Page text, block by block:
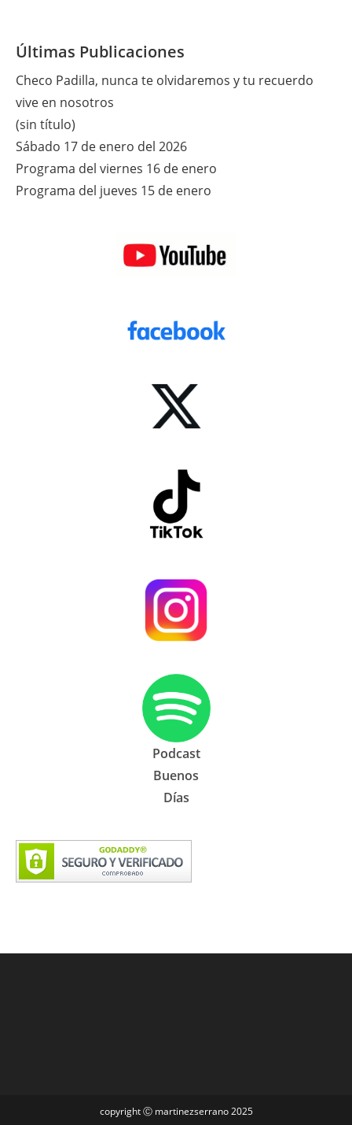
Últimas Publicaciones
Checo Padilla, nunca te olvidaremos y tu recuerdo
vive en nosotros
(sin título)
Sábado 17 de enero del 2026
Programa del viernes 16 de enero
Programa del jueves 15 de enero
Podcast
Buenos
Días
copyright Ⓒ martinezserrano 2025